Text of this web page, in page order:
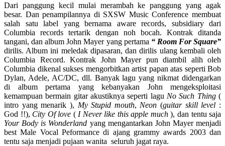
Dari panggung kecil mulai merambah ke panggung yang agak
besar. Dan penampilannya di SXSW Music Conference membuat
salah satu label yang bernama aware records, subsidiary dari
Columbia records tertarik dengan noh bocah. Kontrak ditanda
tangani, dan album John Mayer yang pertama “ Room For Square”
dirilis. Album ini meledak dipasaran, dan dirilis ulang kembali oleh
Columbia Record. Kontrak John Mayer pun diambil alih oleh
Columbia dikenal sukses mengorbitkan artist papan atas seperti Bob
Dylan, Adele, AC/DC, dll. Banyak lagu yang nikmat didengarkan
di album pertama yang kebanyakan John mengeksploitasi
kemampuan bermain gitar akustiknya seperti lagu No Such Thing(
intro yang menarik ), My Stupid mouth, Neon (guitar skill level :
God !!), City Of love ( I Never like this apple much), dan tentu saja
Your Body is Wonderland yang mengantarkan John Mayer menjadi
best Male Vocal Peformance di ajang grammy awards 2003 dan
tentu saja menjadi pujaan wanita seluruh jagat raya.